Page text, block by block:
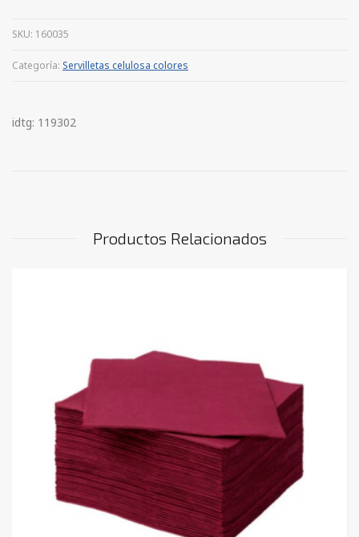
SKU: 160035
Categoría: Servilletas celulosa colores
idtg: 119302
Productos Relacionados